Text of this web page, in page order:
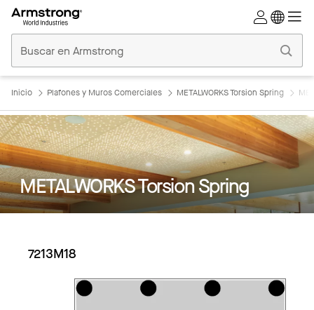
Comerciales
Inicio
Inicio Plafones y Muros Comerciales METALWORKS Torsion Spring
METALWORKS Torsion Spring
7213M18